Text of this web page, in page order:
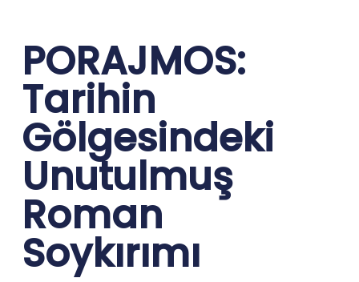
PORAJMOS:
Tarihin
Gölgesindeki
Unutulmuş
Roman
Soykırımı